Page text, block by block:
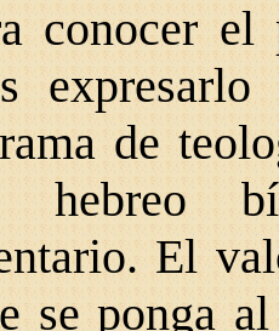
conocer
expresarlo
de
hebreo
El
se ponga